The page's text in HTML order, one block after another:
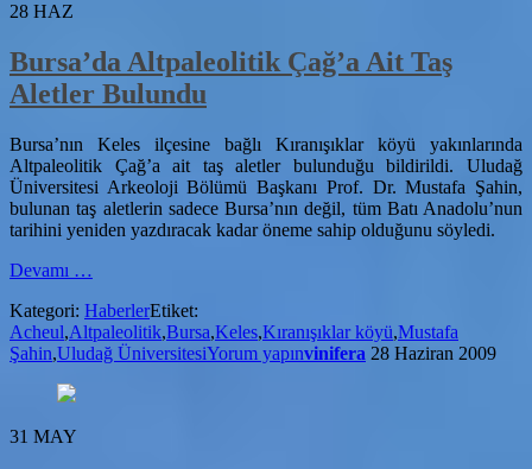
28 HAZ
Bursa’da Altpaleolitik Çağ’a Ait Taş
Aletler Bulundu
Bursa’nın Keles ilçesine bağlı Kıranışıklar köyü yakınlarında
Altpaleolitik Çağ’a ait taş aletler bulunduğu bildirildi. Uludağ
Üniversitesi Arkeoloji Bölümü Başkanı Prof. Dr. Mustafa Şahin,
bulunan taş aletlerin sadece Bursa’nın değil, tüm Batı Anadolu’nun
tarihini yeniden yazdıracak kadar öneme sahip olduğunu söyledi.
Devamı
Çağ’a
Ait
Taş
Bulundu
…
Kategori: HaberlerEtiket:
Acheul,Altpaleolitik,Bursa,Keles,Kıranışıklar köyü,Mustafa
Şahin,Uludağ ÜniversitesiYorum yapınvinifera 28 Haziran 2009
31 MAY